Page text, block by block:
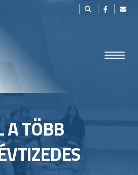
A TÖBB